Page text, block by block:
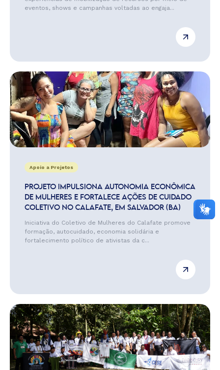
eventos, shows e campanhas voltadas ao engaja...
Apoio a Projetos
PROJETO IMPULSIONA AUTONOMIA ECONÔMICA
DE MULHERES E FORTALECE AÇÕES DE CUIDADO
COLETIVO NO CALAFATE, EM SALVADOR (BA)
Iniciativa do Coletivo de Mulheres do Calafate promove
formação, autocuidado, economia solidária e
fortalecimento político de ativistas da c...